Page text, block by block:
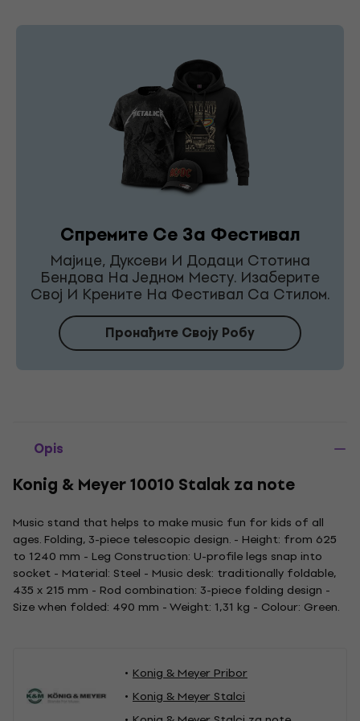
Спремите Се За Фестивал
Мајице, Дуксеви И Додаци Стотина
Бендова На Једном Месту. Изаберите
Свој И Крените На Фестивал Са Стилом.
Пронађите Своју Робу
Opis
Konig & Meyer 10010 Stalak za note
Music stand that helps to make music fun for kids of all
ages. Folding, 3-piece telescopic design. - Height: from 625
to 1240 mm - Leg Construction: U-profile legs snap into
socket - Material: Steel - Music desk: traditionally foldable,
435 x 215 mm - Rod combination: 3-piece folding design -
Size when folded: 490 mm - Weight: 1,31 kg - Colour: Green.
Konig & Meyer Pribor
Konig & Meyer Stalci